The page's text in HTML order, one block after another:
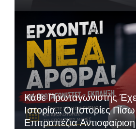
Κάθε Πρωταγωνιστής
Ιστορία… Οι Ιστορίες
Επιτραπέζια Αντισφαίριση